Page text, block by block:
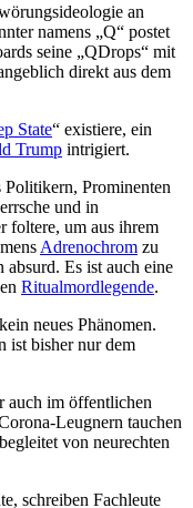
an
namens „Q“ postet
seine „QDrops“ mit
direkt aus dem
State“ existiere, ein
Trump intrigiert.
Politikern, Prominenten
und in
foltere, um aus ihrem
Adrenochrom zu
absurd. Es ist auch eine
Ritualmordlegende.
neues Phänomen.
ist bisher nur dem
auch im öffentlichen
Leugnern tauchen
von neurechten
schreiben Fachleute